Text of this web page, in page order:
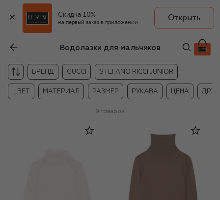
Скидка 10%
на первый заказ в приложении
Открыть
Водолазки для мальчиков
БРЕНД GUCCI STEFANO RICCI JUNIOR
ЦВЕТ МАТЕРИАЛ РАЗМЕР РУКАВА ЦЕНА
9 товаров